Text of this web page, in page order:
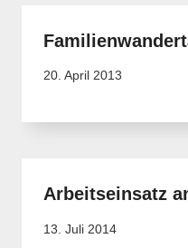
20. April 2013
Arbeitseinsatz
13. Juli 2014